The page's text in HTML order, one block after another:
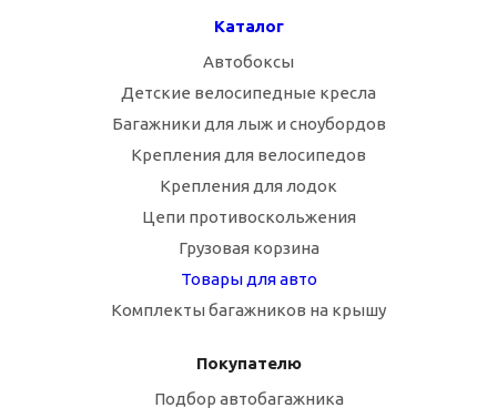
Каталог
Автобоксы
Детские велосипедные кресла
Багажники для лыж и сноубордов
Крепления для велосипедов
Крепления для лодок
Цепи противоскольжения
Грузовая корзина
Товары для авто
Комплекты багажников на крышу
Покупателю
Подбор автобагажника